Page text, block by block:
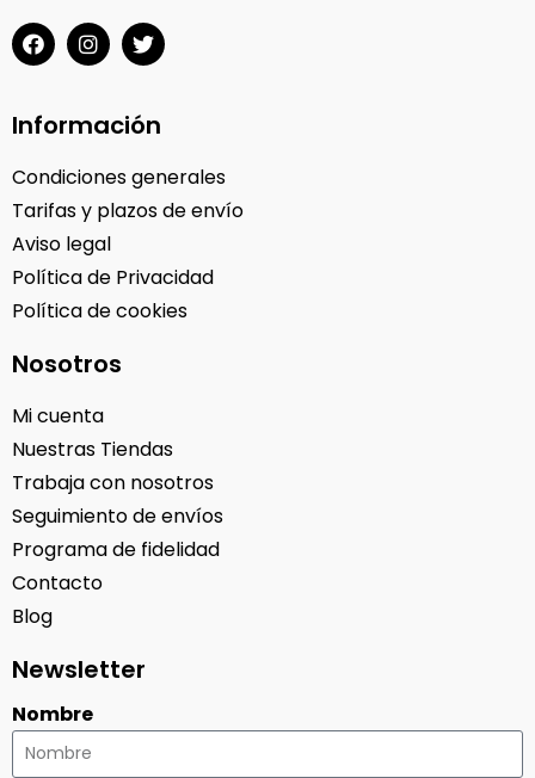
Información
Condiciones generales
Tarifas y plazos de envío
Aviso legal
Política de Privacidad
Política de cookies
Nosotros
Mi cuenta
Nuestras Tiendas
Trabaja con nosotros
Seguimiento de envíos
Programa de fidelidad
Contacto
Blog
Newsletter
Nombre